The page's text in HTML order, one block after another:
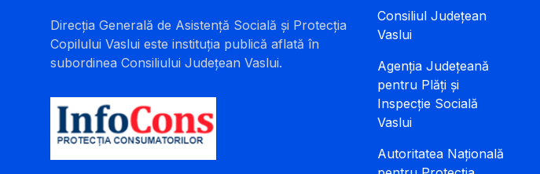
Direcția Generală de Asistență Socială și Protecția
Copilului Vaslui este instituția publică aflată în
subordinea Consiliului Județean Vaslui.
Consiliul Județean
Vaslui
Agenția Județeană
pentru Plăți și
Inspecție Socială
Vaslui
Autoritatea Națională